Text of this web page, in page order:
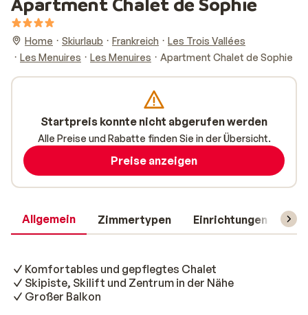
Home Skiurlaub Frankreich
Les Trois Vallées
Les Menuires
Les Menuires Apartment Chalet de Sophie
Allgemein Zimmertypen Einrichtungen
Komfortables und gepflegtes Chalet
Skipiste, Skilift und Zentrum in der Nähe
Großer Balkon
Startpreis konnte nicht abgerufen werden
Alle Preise und Rabatte finden Sie in der Übersicht.
Preise anzeigen